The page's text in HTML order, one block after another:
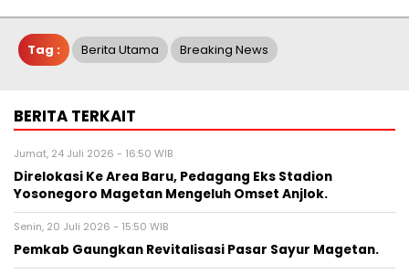
Tag : Berita Utama Breaking News
BERITA TERKAIT
Jumat, 24 Juli 2026 - 16:50 WIB
Direlokasi Ke Area Baru, Pedagang Eks Stadion
Yosonegoro Magetan Mengeluh Omset Anjlok.
Senin, 20 Juli 2026 - 15:50 WIB
Pemkab Gaungkan Revitalisasi Pasar Sayur Magetan.